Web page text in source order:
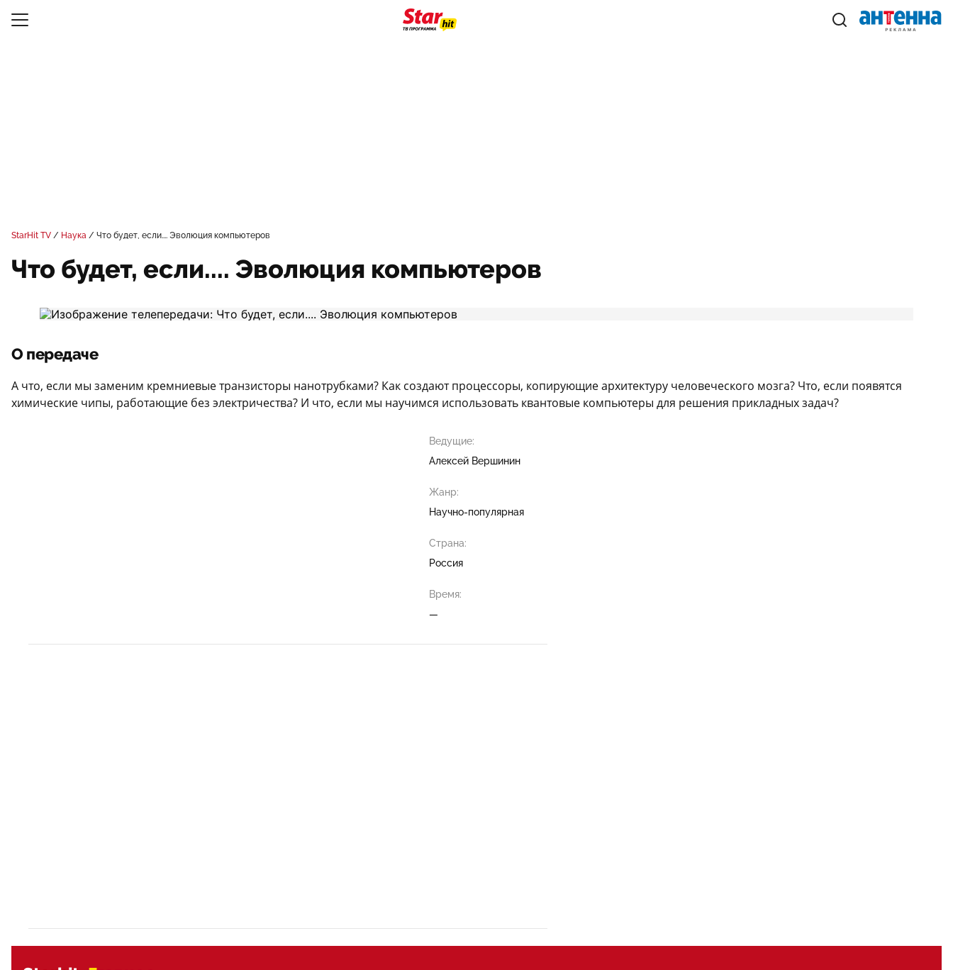
StarHit TV Наука Что будет, если.... Эволюция компьютеров
Что будет, если.... Эволюция компьютеров
О передаче
А что, если мы заменим кремниевые транзисторы нанотрубками? Как создают процессоры, копирующие архитектуру человеческого мозга? Что, если появятся
химические чипы, работающие без электричества? И что, если мы научимся использовать квантовые компьютеры для решения прикладных задач?
Ведущие:
Алексей Вершинин
Жанр:
Научно-популярная
Страна:
Россия
Время:
—